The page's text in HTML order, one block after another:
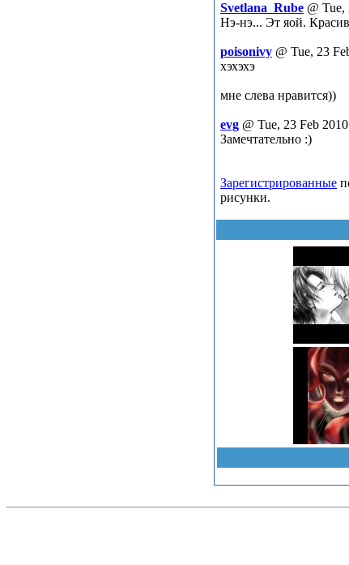
Svetlana_Rube @ Tue,
Нэ-нэ... Эт яой.
poisonivy @ Tue, 23
хэхэхэ
мне слева нравится))
evg @ Tue, 23 Feb
Замечтательно :)
Зарегистрированные
рисунки.